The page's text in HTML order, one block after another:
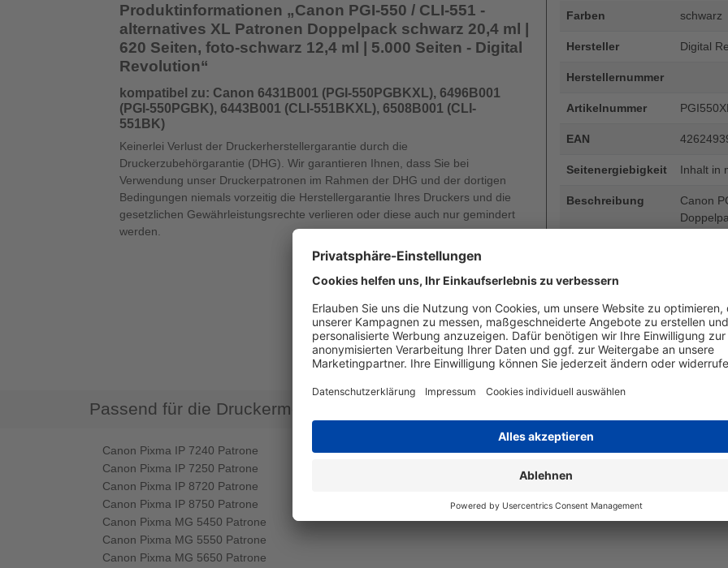
Produktinformationen „Canon PGI-550 / CLI-551 -
alternatives XL Patronen Doppelpack schwarz 20,4 ml |
620 Seiten, foto-schwarz 12,4 ml | 5.000 Seiten - Digital
Revolution“
kompatibel zu: Canon 6431B001 (PGI-550PGBKXL), 6496B001
(PGI-550PGBK), 6443B001 (CLI-551BKXL), 6508B001 (CLI-
551BK)
Keinerlei Verlust der Druckerherstellergarantie durch die
Druckerzubehörgarantie (DHG). Wir garantieren Ihnen, dass Sie bei
Verwendung unser Druckerpatronen im Rahmen der DHG und der dortigen
Bedingungen niemals vorzeitig die Herstellergarantie Ihres Druckers und die
gesetzlichen Gewährleistungsrechte verlieren oder diese auch nur gemindert
werden.
Farben schwarz
Hersteller Digital
Herstellernummer
Artikelnummer
EAN
Seitenergiebigkeit Inhalt in
Beschreibung
Canon
12,4 ml
Angaben zum Hersteller
Wiegand & Partner GmbH,
Deutschland, E-Mail:
Passend für die Druckermodelle
Canon Pixma IP 7240 Patrone
Canon Pixma IP 7250 Patrone
Canon Pixma IP 8720 Patrone
Canon Pixma IP 8750 Patrone
Canon Pixma MG 5450 Patrone
Canon Pixma MG 5550 Patrone
Canon Pixma MG 5650 Patrone